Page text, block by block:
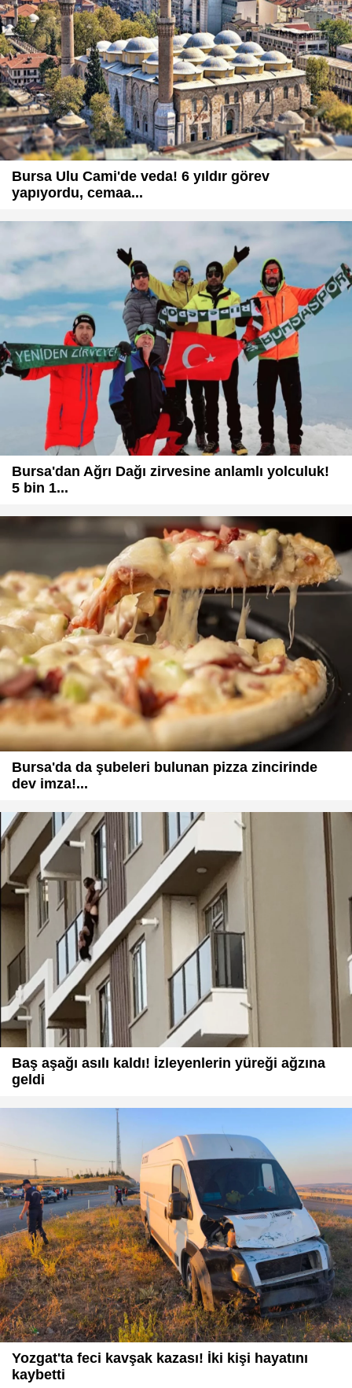
Bursa Ulu Cami'de veda! 6 yıldır görev
yapıyordu, cemaa...
Bursa'dan Ağrı Dağı zirvesine anlamlı yolculuk!
5 bin 1...
Bursa'da da şubeleri bulunan pizza zincirinde
dev imza!...
Baş aşağı asılı kaldı! İzleyenlerin yüreği ağzına
geldi
Yozgat'ta feci kavşak kazası! İki kişi hayatını
kaybetti